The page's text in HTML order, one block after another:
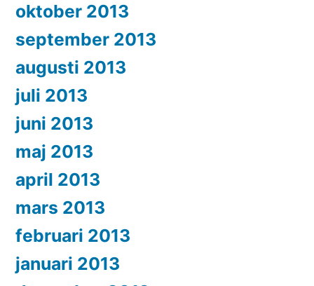
oktober 2013
september 2013
augusti 2013
juli 2013
juni 2013
maj 2013
april 2013
mars 2013
februari 2013
januari 2013